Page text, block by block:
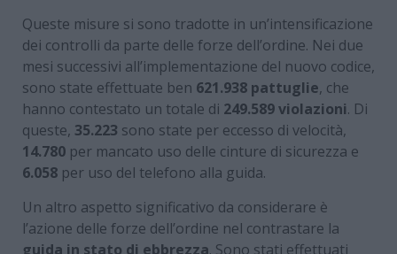
Queste misure si sono tradotte in un’intensificazione
dei controlli da parte delle forze dell’ordine. Nei due
mesi successivi all’implementazione del nuovo codice,
sono state effettuate ben 621.938 pattuglie, che
hanno contestato un totale di 249.589 violazioni. Di
queste, 35.223 sono state per eccesso di velocità,
14.780 per mancato uso delle cinture di sicurezza e
6.058 per uso del telefono alla guida.
Un altro aspetto significativo da considerare è
l’azione delle forze dell’ordine nel contrastare la
guida in stato di ebbrezza. Sono stati effettuati